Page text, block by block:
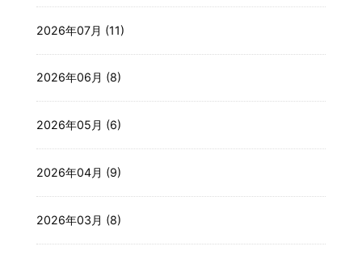
2026年07月 (11)
2026年06月 (8)
2026年05月 (6)
2026年04月 (9)
2026年03月 (8)